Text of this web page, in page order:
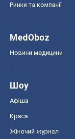
Ринки та компанії
MedOboz
Новини медицини
Шоу
Афіша
Краса
Жіночий журнал